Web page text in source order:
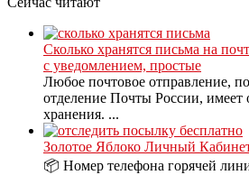
Сколько хранятся письма на
с уведомлением, простые
Любое почтовое отправление,
отделение Почты России, имеет
хранения. ...
Золотое Яблоко Личный
📦 Номер телефона горячей